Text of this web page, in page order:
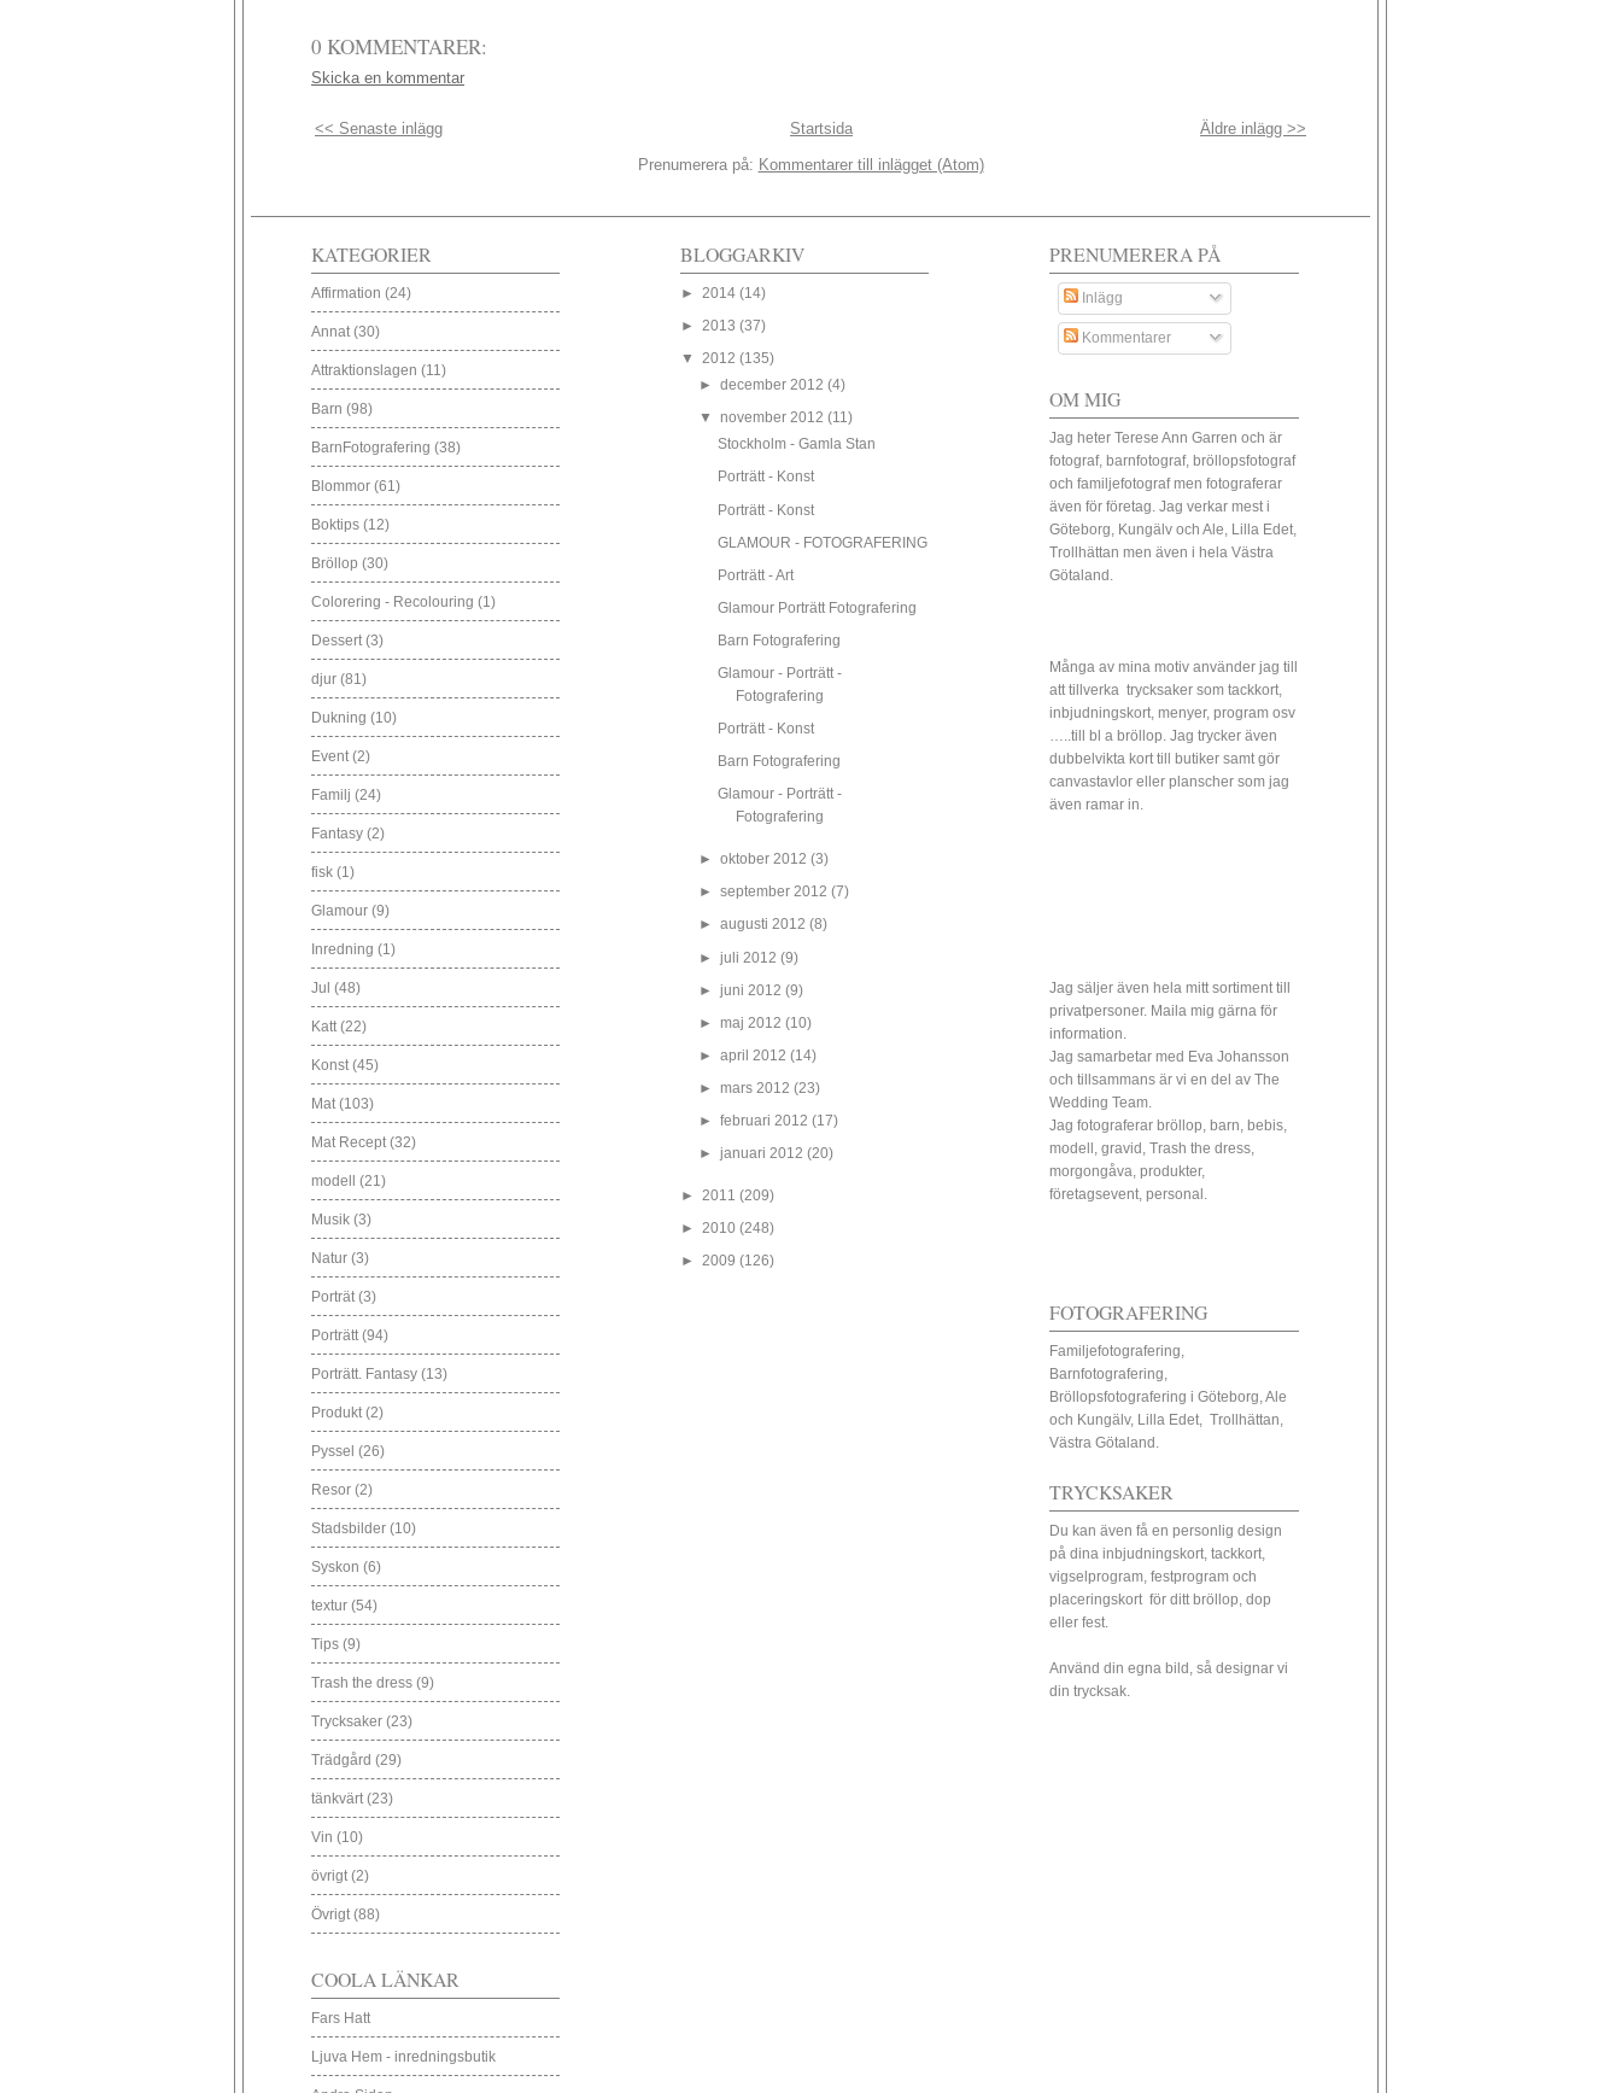
0 KOMMENTARER:
Skicka en kommentar
<< Senaste inlägg Äldre inlägg >>
Startsida
Prenumerera på: Kommentarer till inlägget (Atom)
KATEGORIER
Affirmation (24)
Annat (30)
Attraktionslagen (11)
Barn (98)
BarnFotografering (38)
Blommor (61)
Boktips (12)
Bröllop (30)
Colorering - Recolouring (1)
Dessert (3)
djur (81)
Dukning (10)
Event (2)
Familj (24)
Fantasy (2)
fisk (1)
Glamour (9)
Inredning (1)
Jul (48)
Katt (22)
Konst (45)
Mat (103)
Mat Recept (32)
modell (21)
Musik (3)
Natur (3)
Porträt (3)
Porträtt (94)
Porträtt. Fantasy (13)
Produkt (2)
Pyssel (26)
Resor (2)
Stadsbilder (10)
Syskon (6)
textur (54)
Tips (9)
Trash the dress (9)
Trycksaker (23)
Trädgård (29)
tänkvärt (23)
Vin (10)
övrigt (2)
Övrigt (88)
COOLA LÄNKAR
Fars Hatt
Ljuva Hem - inredningsbutik
BLOGGARKIV
►2014(14)
►2013(37)
▼2012(135)
►december 2012(4)
▼november 2012(11)
Stockholm - Gamla Stan
Porträtt - Konst
Porträtt - Konst
GLAMOUR - FOTOGRAFERING
Porträtt - Art
Glamour Porträtt Fotografering
Barn Fotografering
Glamour - Porträtt -
Fotografering
Porträtt - Konst
Barn Fotografering
Glamour - Porträtt -
Fotografering
►oktober 2012(3)
►september 2012(7)
►augusti 2012(8)
►juli 2012(9)
►juni 2012(9)
►maj 2012(10)
►april 2012(14)
►mars 2012(23)
►februari 2012(17)
►januari 2012(20)
►2011(209)
►2010(248)
►2009(126)
PRENUMERERA PÅ
Inlägg
Kommentarer
OM MIG
Jag heter Terese Ann Garren och är
fotograf, barnfotograf, bröllopsfotograf
och familjefotograf men fotograferar
även för företag. Jag verkar mest i
Göteborg, Kungälv och Ale, Lilla Edet,
Trollhättan men även i hela Västra
Götaland.
Många av mina motiv använder jag till
att tillverka trycksaker som tackkort,
inbjudningskort, menyer, program osv
…..till bl a bröllop. Jag trycker även
dubbelvikta kort till butiker samt gör
canvastavlor eller planscher som jag
även ramar in.
Jag säljer även hela mitt sortiment till
privatpersoner. Maila mig gärna för
information.
Jag samarbetar med Eva Johansson
och tillsammans är vi en del av The
Wedding Team.
Jag fotograferar bröllop, barn, bebis,
modell, gravid, Trash the dress,
morgongåva, produkter,
företagsevent, personal.
FOTOGRAFERING
Familjefotografering,
Barnfotografering,
Bröllopsfotografering i Göteborg, Ale
och Kungälv, Lilla Edet, Trollhättan,
Västra Götaland.
TRYCKSAKER
Du kan även få en personlig design
på dina inbjudningskort, tackkort,
vigselprogram, festprogram och
placeringskort för ditt bröllop, dop
eller fest.
Använd din egna bild, så designar vi
din trycksak.